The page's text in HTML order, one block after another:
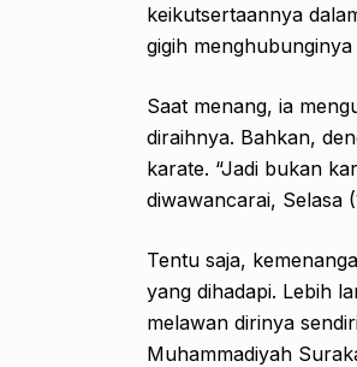
keikutsertaannya
gigih
Saat menang, ia
diraihnya. Bahkan,
karate. “Jadi bukan
diwawancarai, Selasa
Tentu saja,
yang dihadapi. Lebih
melawan dirinya
Muhammadiyah